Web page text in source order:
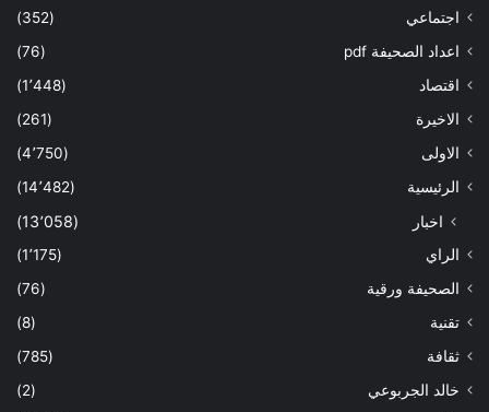
اجتماعي
(352)
اعداد الصحيفة pdf
(76)
اقتصاد
(1٬448)
الاخيرة
(261)
الاولى
(4٬750)
الرئيسية
(14٬482)
اخبار (13٬058)
الراي
(1٬175)
الصحيفة ورقية
(76)
تقنية
(8)
ثقافة
(785)
خالد الجربوعي
(2)